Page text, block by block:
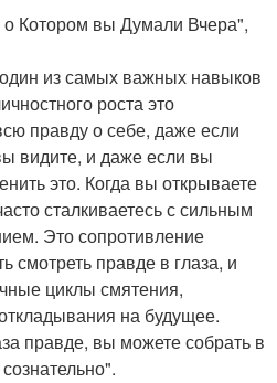
о Котором вы Думали Вчера",
из самых важных навыков
роста это
правду о себе, даже если
видите, и даже если вы
это. Когда вы открываете
сталкиваетесь с сильным
Это сопротивление
смотреть правде в глаза, и
циклы смятения,
на будущее.
правде, вы можете собрать в